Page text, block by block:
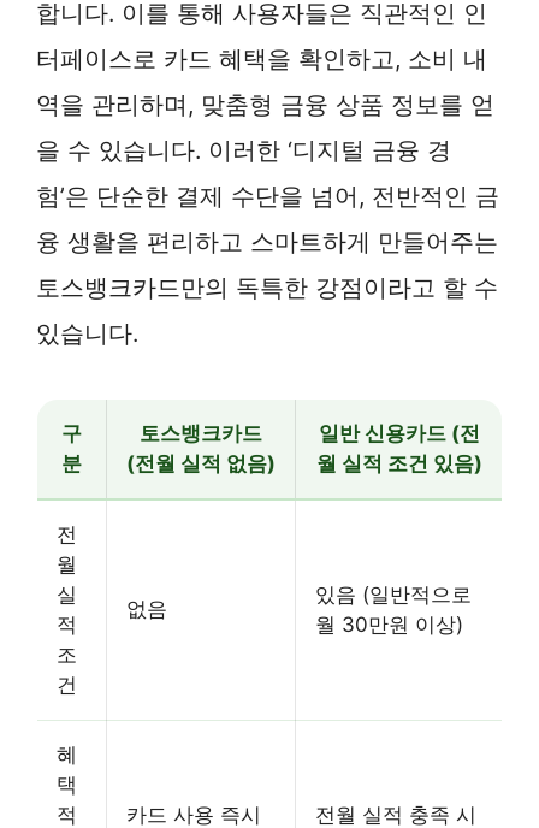
합니다. 이를 통해 사용자들은 직관적인 인
터페이스로 카드 혜택을 확인하고, 소비 내
역을 관리하며, 맞춤형 금융 상품 정보를 얻
을 수 있습니다. 이러한 ‘디지털 금융 경
험’은 단순한 결제 수단을 넘어, 전반적인 금
융 생활을 편리하고 스마트하게 만들어주는
토스뱅크카드만의 독특한 강점이라고 할 수
있습니다.
구
분
토스뱅크카드
(전월 실적 없음)
일반 신용카드 (전
월 실적 조건 있음)
전
월
실
적
조
건
없음
있음 (일반적으로
월 30만원 이상)
혜
택
적
카드 사용 즉시
전월 실적 충족 시